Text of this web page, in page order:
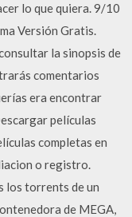
lo que quiera. 9/10
Versión Gratis.
la sinopsis de
comentarios
era encontrar
películas
completas en
o registro.
los torrents de un
de MEGA,